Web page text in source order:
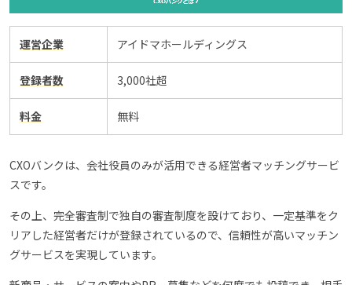
運営企業 アイドマホールディングス
登録者数 3,000社超
料金 無料
CXOバンクは、会社役員のみが活用できる経営者マッチングサービ
スです。
その上、完全審査制で独自の審査制度を設けており、一定基準をク
リアした経営者だけが登録されているので、信頼性が高いマッチン
グサービスを実現しています。